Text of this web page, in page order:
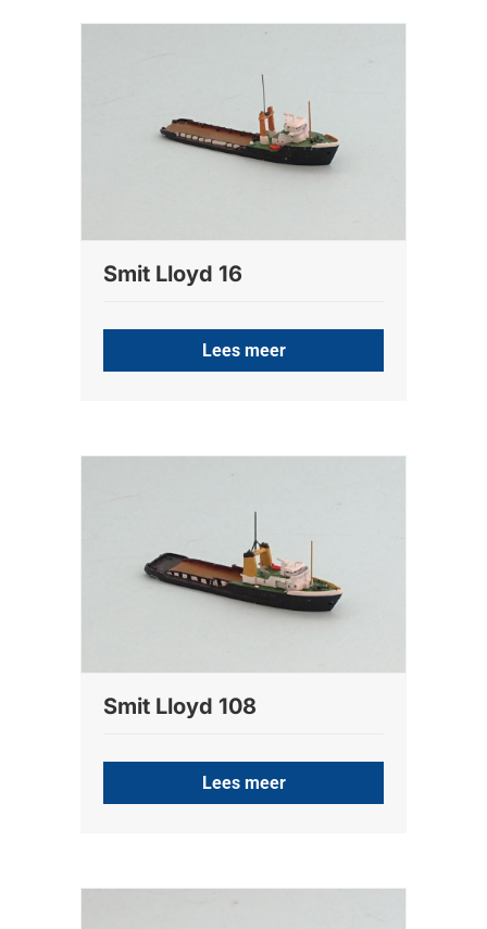
Smit Lloyd 16
Lees meer
Smit Lloyd 108
Lees meer